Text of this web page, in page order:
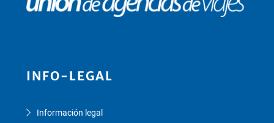
INFO-LEGAL
Información legal